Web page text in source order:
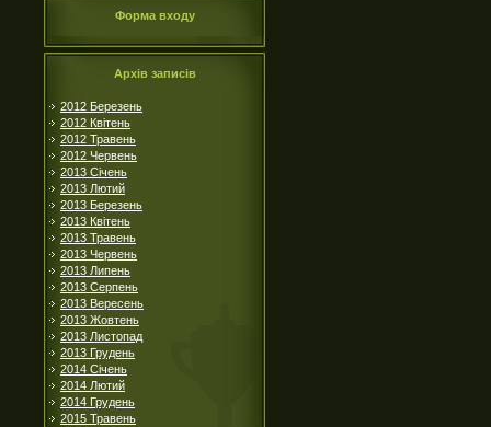
Форма входу
Архів записів
2012 Березень
2012 Квітень
2012 Травень
2012 Червень
2013 Січень
2013 Лютий
2013 Березень
2013 Квітень
2013 Травень
2013 Червень
2013 Липень
2013 Серпень
2013 Вересень
2013 Жовтень
2013 Листопад
2013 Грудень
2014 Січень
2014 Лютий
2014 Грудень
2015 Травень